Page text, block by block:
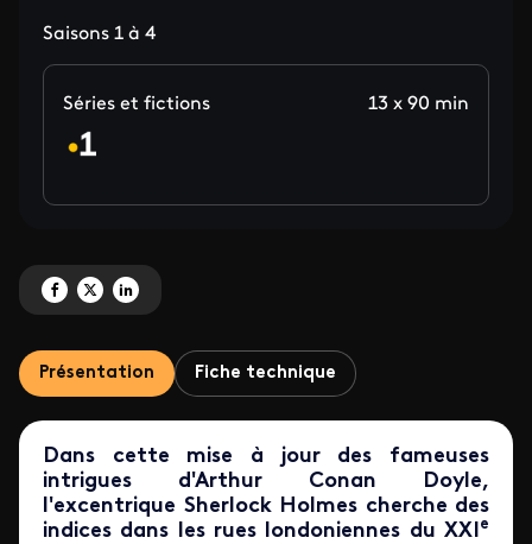
Saisons 1 à 4
Séries et fictions 13 x 90 min
Partagez 'Sherlock' sur Facebook
Partagez 'Sherlock' sur X
Partagez 'Sherlock' sur LinkedIn
Présentation Fiche technique
Dans cette mise à jour des fameuses
intrigues d'Arthur Conan Doyle,
l'excentrique Sherlock Holmes cherche des
indices dans les rues londoniennes du XXIe